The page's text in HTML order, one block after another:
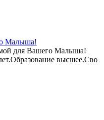
Малыша!
для Вашего Малыша!
высшее.Сво